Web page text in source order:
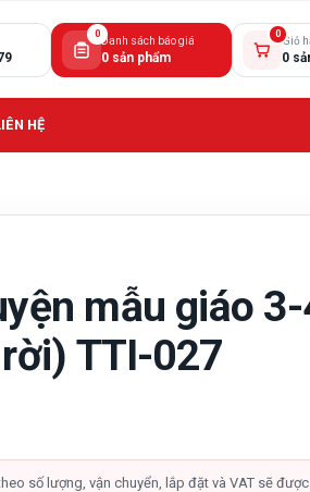
0
Danh sách báo giá
0 sản phẩm
0
Giỏ
0
HỆ
mẫu giáo
TTI-027
số lượng, vận chuyển, lắp đặt và VAT sẽ